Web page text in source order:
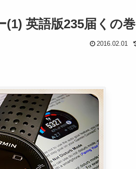
英語版235届くの巻
2016.02.01